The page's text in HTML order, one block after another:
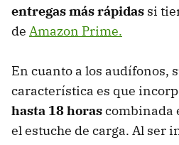
entregas más rápidas si
de Amazon Prime.
En cuanto a los audífonos,
característica es que
hasta 18 horascombinada
el estuche de carga. Al ser